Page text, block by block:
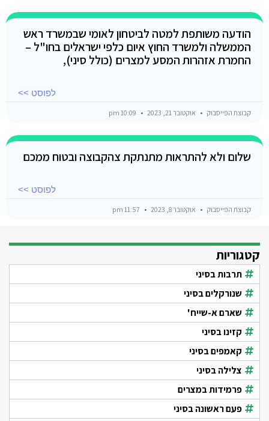
הודעה משותפת למטה לביטחון לאומי שבמשרד ראש
הממשלה ולמשרד החוץ איום כלפי ישראלים בחו"ל –
החמרת אזהרות המסע למצרים (כולל סיני),
לפוסט >>
קבוצת הפייסבוק אוקטובר 21, 2023
שלום ולא להתראות מתנתקת צהקבוצה ובטוח ממכם
לפוסט >>
קבוצת הפייסבוק אוקטובר 8, 2023
קטגוריות
תרבות בסיני
שנורקלים בסיני
שארם א-שייח'
קזינו בסיני
קאמפים בסיני
צלילה בסיני
פרמידות במצרים
פעם ראשונה בסיני